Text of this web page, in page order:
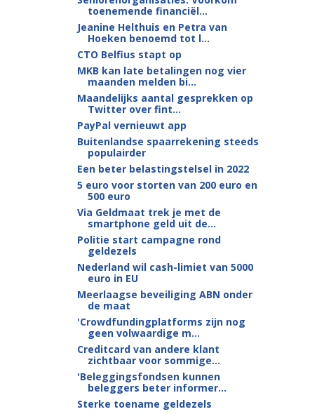
toenemende financiël...
Jeanine Helthuis en Petra van
Hoeken benoemd tot l...
CTO Belfius stapt op
MKB kan late betalingen nog vier
maanden melden bi...
Maandelijks aantal gesprekken op
Twitter over fint...
PayPal vernieuwt app
Buitenlandse spaarrekening steeds
populairder
Een beter belastingstelsel in 2022
5 euro voor storten van 200 euro en
500 euro
Via Geldmaat trek je met de
smartphone geld uit de...
Politie start campagne rond
geldezels
Nederland wil cash-limiet van 5000
euro in EU
Meerlaagse beveiliging ABN onder
de maat
'Crowdfundingplatforms zijn nog
geen volwaardige m...
Creditcard van andere klant
zichtbaar voor sommige...
'Beleggingsfondsen kunnen
beleggers beter informer...
Sterke toename geldezels